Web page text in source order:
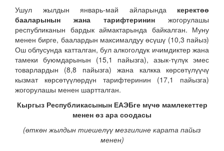
Ушул жылдын январь-май айларында керектөө
бааларынын жана тарифтеринин жогорулашы
республиканын бардык аймактарында байкалган. Муну
менен бирге, баалардын максималдуу өсүшү (10,3 пайыз)
Ош облусунда катталган, бул алкоголдук ичимдиктер жана
тамеки буюмдарынын (15,1 пайызга), азык-түлүк эмес
товарлардын (8,8 пайызга) жана калкка көрсөтүлүүчү
кызмат көрсөтүүлөрдүн тарифтеринин (17,1 пайызга)
жогорулашы менен шартталган.
Кыргыз Республикасынын ЕАЭБге мүчө мамлекеттер
менен өз ара соодасы
(өткөн жылдын тиешелүү мезгилине карата пайыз
менен)